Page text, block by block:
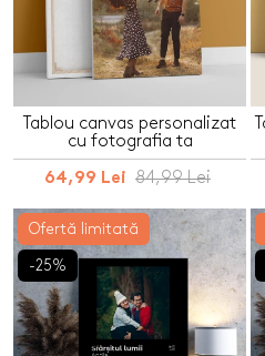
Tablou canvas personalizat
cu fotografia ta
64,99 Lei 84,99 Lei
Ofertă limitată
-25%